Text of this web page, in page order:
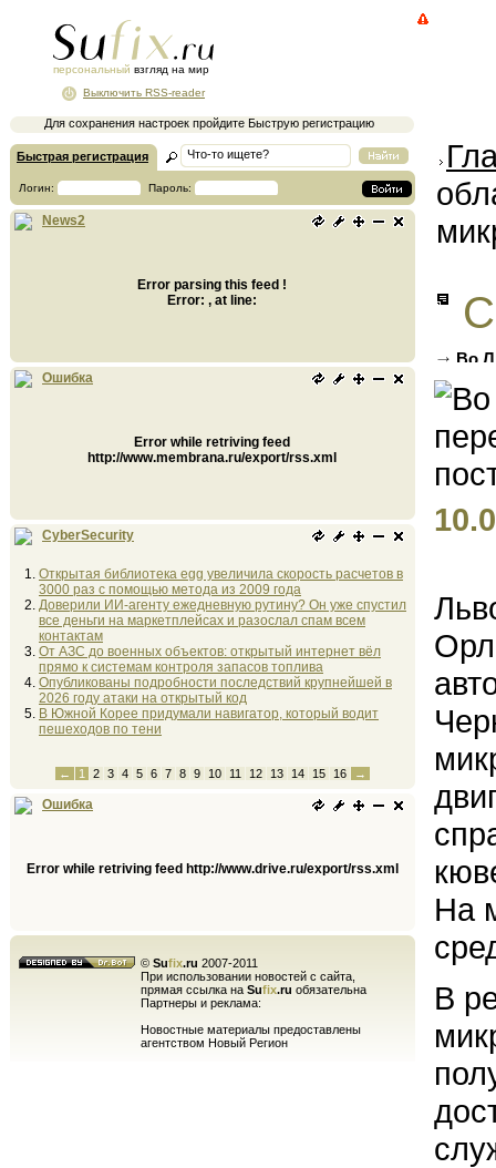
персональный взгляд на мир
Для сохранения настроек пройдите Быструю регистрацию
Выключить RSS-reader
Быстрая регистрация
Логин: Пароль:
News2
Error parsing this feed !
Error: , at line:
Ошибка
Error while retriving feed
http://www.membrana.ru/export/rss.xml
CyberSecurity
Открытая библиотека egg увеличила скорость расчетов в
3000 раз с помощью метода из 2009 года
Доверили ИИ-агенту ежедневную рутину? Он уже спустил
все деньги на маркетплейсах и разослал спам всем
контактам
От АЗС до военных объектов: открытый интернет вёл
прямо к системам контроля запасов топлива
Опубликованы подробности последствий крупнейшей в
2026 году атаки на открытый код
В Южной Корее придумали навигатор, который водит
пешеходов по тени
← 1 2 3 4 5 6 7 8 9 10 11 12 13 14 15 16 →
Ошибка
Error while retriving feed http://www.drive.ru/export/rss.xml
© Sufix.ru 2007-2011
При использовании новостей с сайта,
прямая ссылка на Sufix.ru обязательна
Партнеры и реклама:
Новостные материалы предоставлены
агентством Новый Регион
Во
На
В